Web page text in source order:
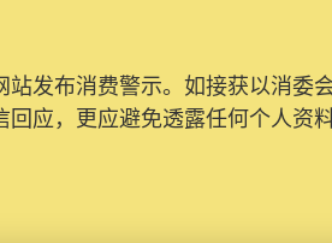
发布消费警示。如接获以消委
应，更应避免透露任何个人资
处理系统已经进行升级及推出
邮及电话）注册帐户，才可提
。